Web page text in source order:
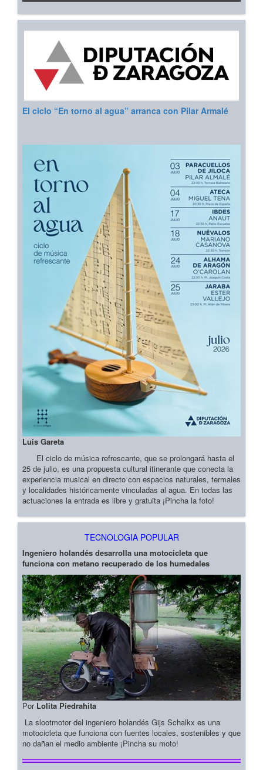
El ciclo “En torno al agua” arranca con Pilar Armalé
Luis Gareta
El ciclo de música refrescante, que se prolongará hasta el
25 de julio, es una propuesta cultural itinerante que conecta la
experiencia musical en directo con espacios naturales, termales
y localidades históricamente vinculadas al agua. En todas las
actuaciones la entrada es libre y gratuita ¡Pincha la foto!
TECNOLOGIA POPULAR
Ingeniero holandés desarrolla una motocicleta que
funciona con metano recuperado de los humedales
Por Lolita Piedrahita
La slootmotor del ingeniero holandés Gijs Schalkx es una
motocicleta que funciona con fuentes locales, sostenibles y que
no dañan el medio ambiente ¡Pincha su moto!